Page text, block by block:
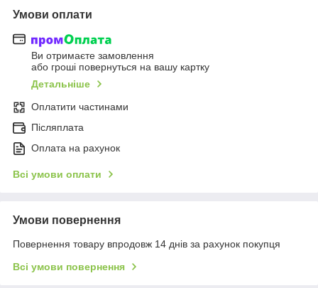
Умови оплати
Ви отримаєте замовлення
або гроші повернуться на вашу картку
Детальніше
Оплатити частинами
Післяплата
Оплата на рахунок
Всі умови оплати
Умови повернення
Повернення товару впродовж 14 днів за рахунок покупця
Всі умови повернення